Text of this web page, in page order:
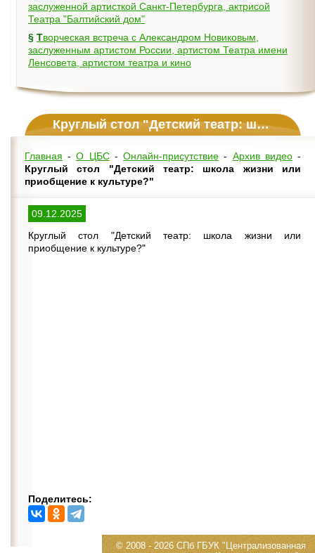
заслуженной артисткой Санкт-Петербурга, актрисой
Театра "Балтийский дом"
§ Творческая встреча с Александром Новиковым,
заслуженным артистом России, артистом Театра имени
Ленсовета, артистом театра и кино
Круглый стол "Детский театр: школа жизни или приобщение к культуре?"
Главная -О ЦБС-Онлайн-присутствие - Архив видео-
Круглый стол "Детский театр: школа жизни или
приобщение к культуре?"
09.12.2025
Круглый стол "Детский театр: школа жизни или
приобщение к культуре?"
Поделитесь:
© 2008 - 2026 СПб ГБУК "Централизованная